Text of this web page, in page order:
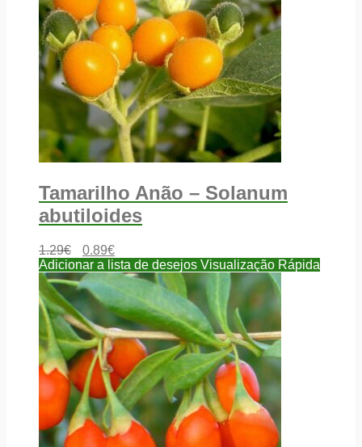
Tamarilho Anão – Solanum
abutiloides
1.29€ 0.89€
Adicionar a lista de desejos Visualização Rápida